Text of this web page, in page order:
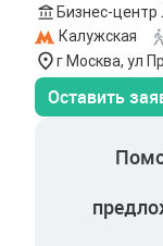
Бизнес-центр
Калужская
г Москва, ул
Оставить